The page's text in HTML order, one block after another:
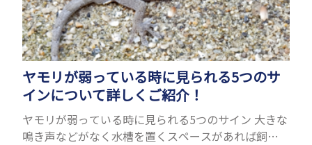
ヤモリが弱っている時に見られる5つのサ
インについて詳しくご紹介！
ヤモリが弱っている時に見られる5つのサイン 大きな
鳴き声などがなく水槽を置くスペースがあれば飼う